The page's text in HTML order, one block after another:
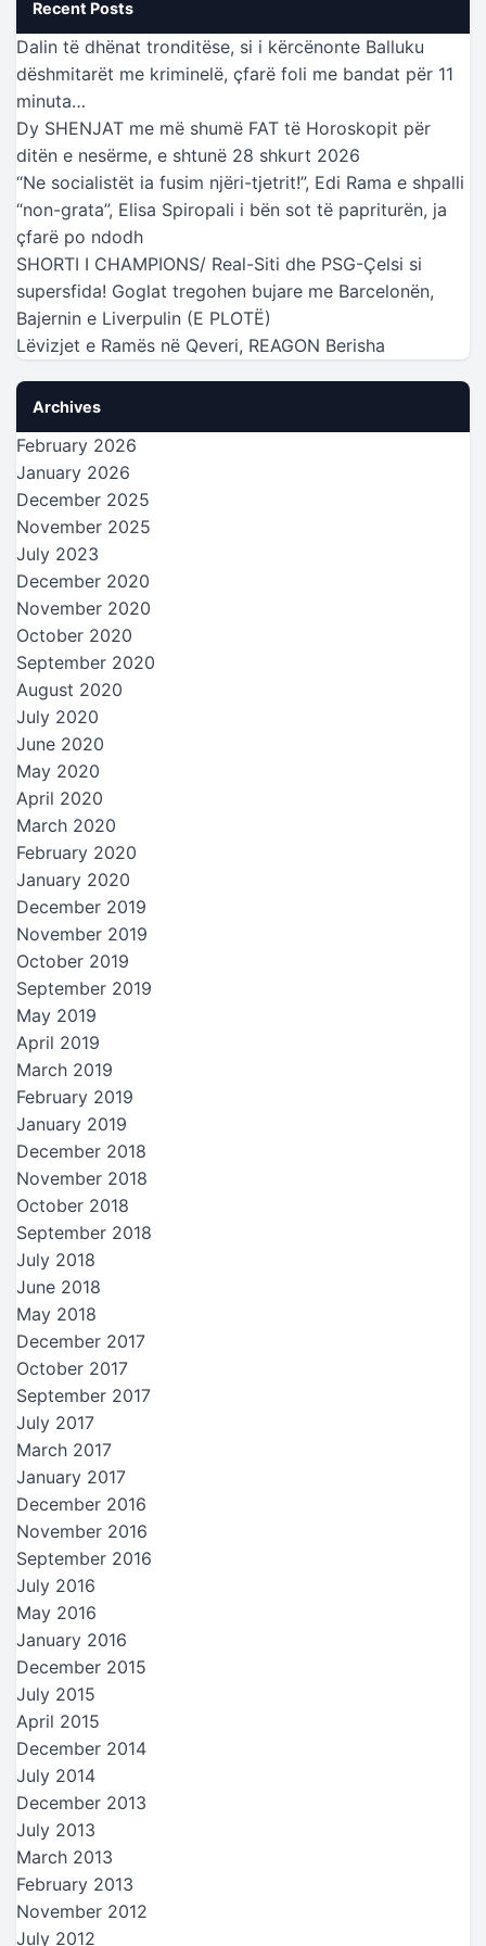
Recent Posts
Dalin të dhënat tronditëse, si i kërcënonte Balluku
dëshmitarët me kriminelë, çfarë foli me bandat për 11
minuta…
Dy SHENJAT me më shumë FAT të Horoskopit për
ditën e nesërme, e shtunë 28 shkurt 2026
“Ne socialistët ia fusim njëri-tjetrit!”, Edi Rama e shpalli
“non-grata”, Elisa Spiropali i bën sot të papriturën, ja
çfarë po ndodh
SHORTI I CHAMPIONS/ Real-Siti dhe PSG-Çelsi si
supersfida! Goglat tregohen bujare me Barcelonën,
Bajernin e Liverpulin (E PLOTË)
Lëvizjet e Ramës në Qeveri, REAGON Berisha
Archives
February 2026
January 2026
December 2025
November 2025
July 2023
December 2020
November 2020
October 2020
September 2020
August 2020
July 2020
June 2020
May 2020
April 2020
March 2020
February 2020
January 2020
December 2019
November 2019
October 2019
September 2019
May 2019
April 2019
March 2019
February 2019
January 2019
December 2018
November 2018
October 2018
September 2018
July 2018
June 2018
May 2018
December 2017
October 2017
September 2017
July 2017
March 2017
January 2017
December 2016
November 2016
September 2016
July 2016
May 2016
January 2016
December 2015
July 2015
April 2015
December 2014
July 2014
December 2013
July 2013
March 2013
February 2013
November 2012
July 2012